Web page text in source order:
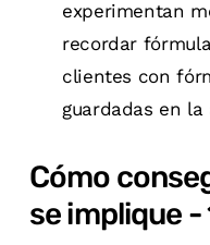
experimentan
recordar
clientes con
guardadas en
Cómo
se implique -